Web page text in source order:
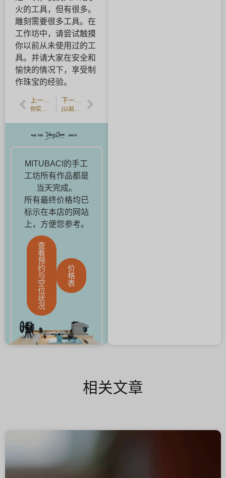
火的工具，但有很多。
雕刻需要很多工具。在
工作坊中，请尝试触摸
你以前从未使用过的工
具。并请大家在安全和
愉快的情况下，享受制
作珠宝的经验。
上一篇文章 下一篇文章
MITUBACI的手工
工坊所有作品都是
当天完成。
所有最终价格均已
标示在本店的网站
上，方便您参考。
查
看
预
约
与
空
位
状
况
价
格
表
相关文章